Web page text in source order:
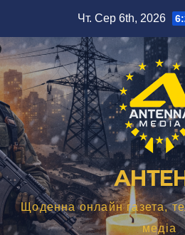
вмісту
Чт. Сер 6th, 2026
Щоденна онлайн газета,
медіа